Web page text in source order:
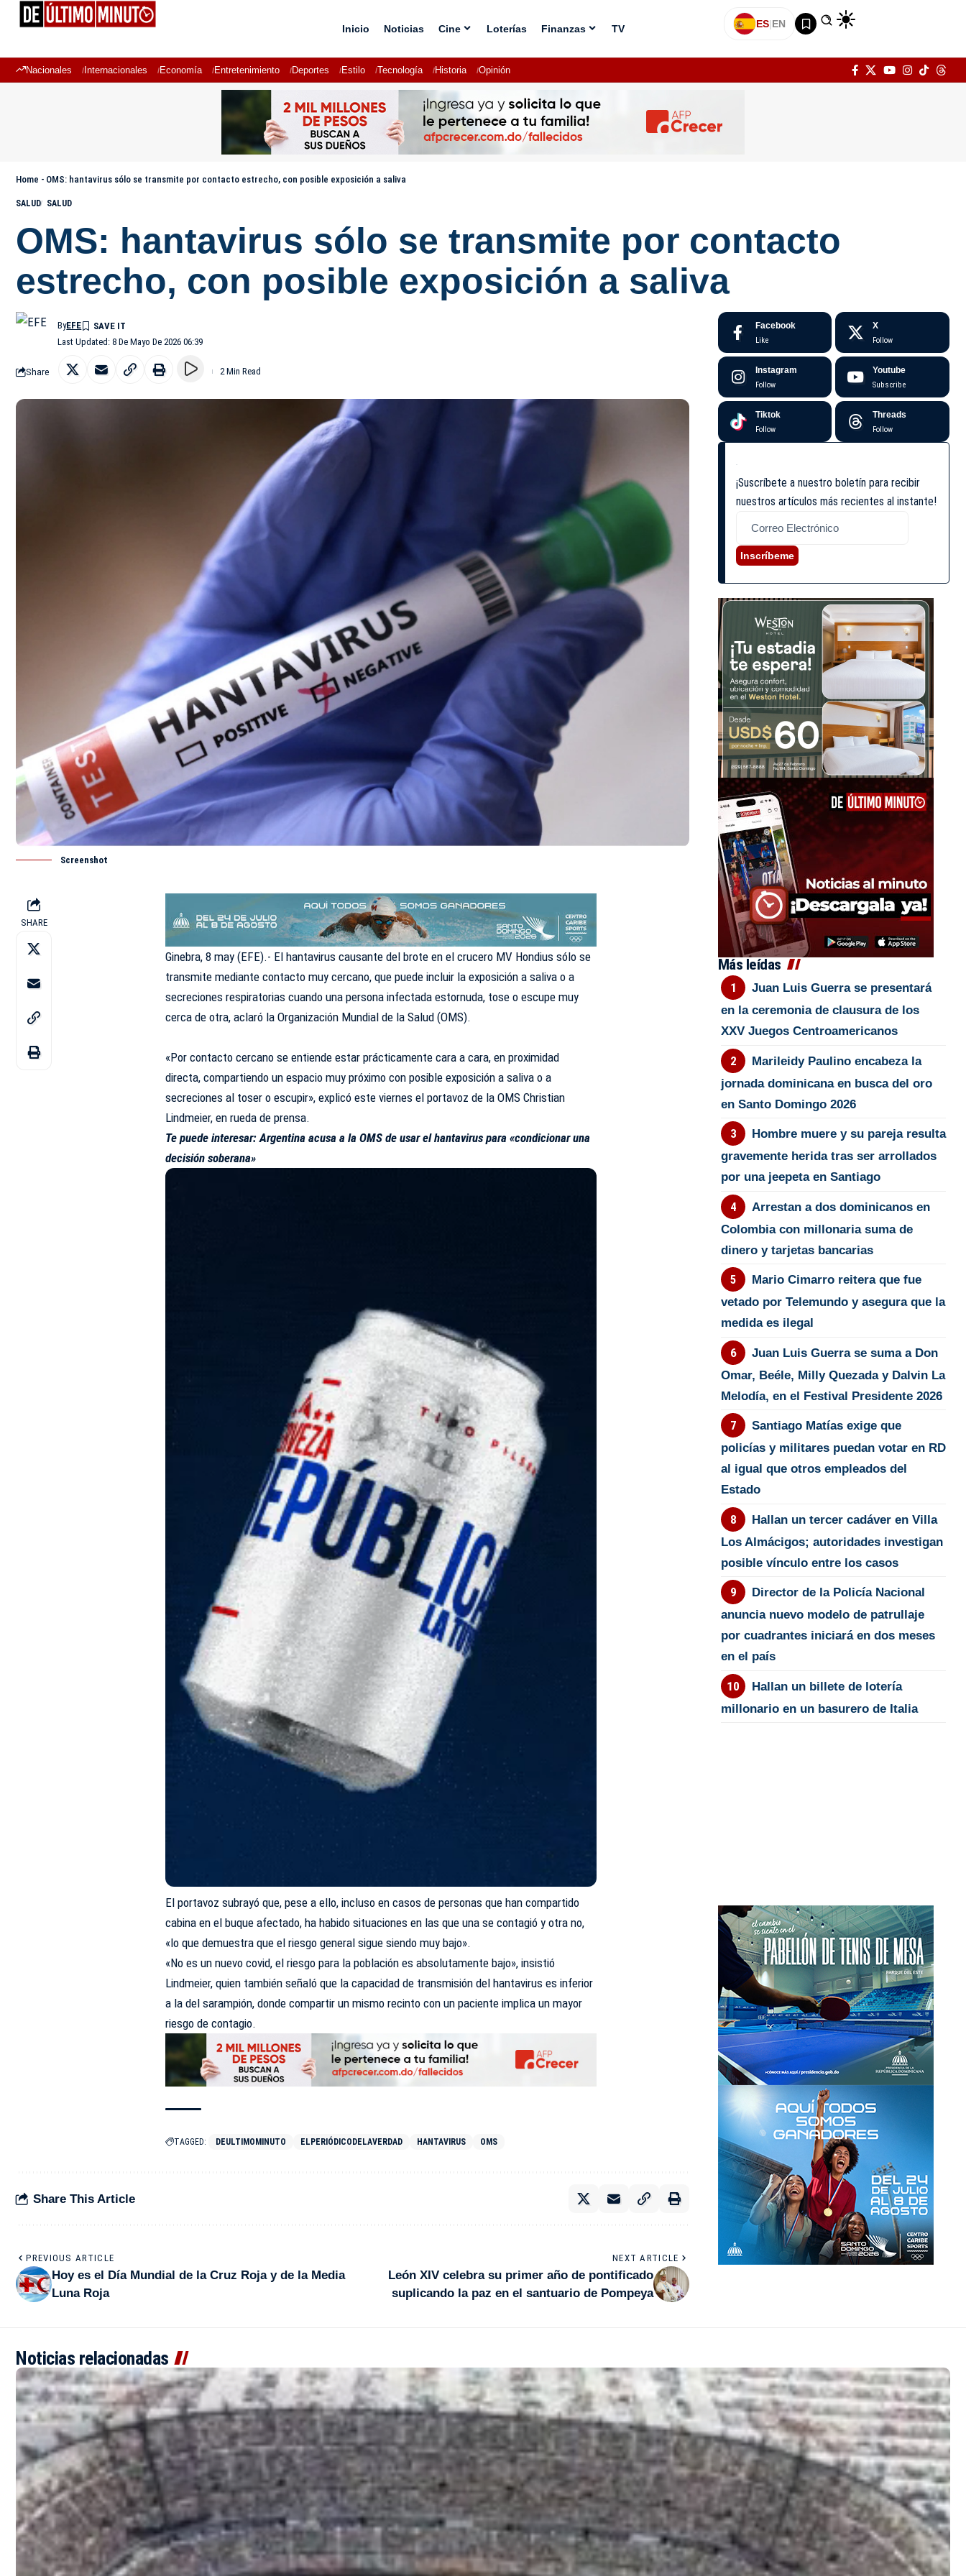
Inicio Noticias Cine Loterías Finanzas TV ES|EN
Nacionales Internacionales Economía Entretenimiento Deportes Estilo Tecnología Historia Opinión
Home - OMS: hantavirus sólo se transmite por contacto estrecho, con posible exposición a saliva
SALUD SALUD
OMS: hantavirus sólo se transmite por contacto
estrecho, con posible exposición a saliva
Last Updated: 8 De Mayo De 2026 06:39
ByEFE
Share 2 Min Read
Screenshot
SHARE
Ginebra, 8 may (EFE).- El hantavirus causante del brote en el crucero MV Hondius sólo se
transmite mediante contacto muy cercano, que puede incluir la exposición a saliva o a
secreciones respiratorias cuando una persona infectada estornuda, tose o escupe muy
cerca de otra, aclaró la Organización Mundial de la Salud (OMS).
«Por contacto cercano se entiende estar prácticamente cara a cara, en proximidad
directa, compartiendo un espacio muy próximo con posible exposición a saliva o a
secreciones al toser o escupir», explicó este viernes el portavoz de la OMS Christian
Lindmeier, en rueda de prensa.
Te puede interesar:Argentina acusa a la OMS de usar el hantavirus para «condicionar una
decisión soberana»
El portavoz subrayó que, pese a ello, incluso en casos de personas que han compartido
cabina en el buque afectado, ha habido situaciones en las que una se contagió y otra no,
«lo que demuestra que el riesgo general sigue siendo muy bajo».
«No es un nuevo covid, el riesgo para la población es absolutamente bajo», insistió
Lindmeier, quien también señaló que la capacidad de transmisión del hantavirus es inferior
a la del sarampión, donde compartir un mismo recinto con un paciente implica un mayor
riesgo de contagio.
TAGGED: DEULTIMOMINUTO ELPERIÓDICODELAVERDAD HANTAVIRUS OMS
Share This Article
PREVIOUS ARTICLE
Hoy es el Día Mundial de la Cruz Roja y de la Media
Luna Roja
NEXT ARTICLE
León XIV celebra su primer año de pontificado
suplicando la paz en el santuario de Pompeya
Facebook
Like
X
Follow
Instagram
Follow
Youtube
Subscribe
Tiktok
Follow
Threads
Follow
¡Suscríbete a nuestro boletín para recibir
nuestros artículos más recientes al instante!
Inscríbeme
Más leídas
Juan Luis Guerra se presentará
en la ceremonia de clausura de los
XXV Juegos Centroamericanos
Marileidy Paulino encabeza la
jornada dominicana en busca del oro
en Santo Domingo 2026
Hombre muere y su pareja resulta
gravemente herida tras ser arrollados
por una jeepeta en Santiago
Arrestan a dos dominicanos en
Colombia con millonaria suma de
dinero y tarjetas bancarias
Mario Cimarro reitera que fue
vetado por Telemundo y asegura que la
medida es ilegal
Juan Luis Guerra se suma a Don
Omar, Beéle, Milly Quezada y Dalvin La
Melodía, en el Festival Presidente 2026
Santiago Matías exige que
policías y militares puedan votar en RD
al igual que otros empleados del
Estado
Hallan un tercer cadáver en Villa
Los Almácigos; autoridades investigan
posible vínculo entre los casos
Director de la Policía Nacional
anuncia nuevo modelo de patrullaje
por cuadrantes iniciará en dos meses
en el país
Hallan un billete de lotería
millonario en un basurero de Italia
Noticias relacionadas